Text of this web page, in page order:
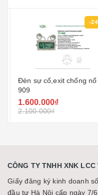
-
Đèn sự cố,exit chống nổ
yf-909
1.600.000₫
2.100.000₫
CÔNG TY TNHH XNK LCC
Giấy đăng ký kinh doanh
đầu tư Hà Nội cấp ngày 7/